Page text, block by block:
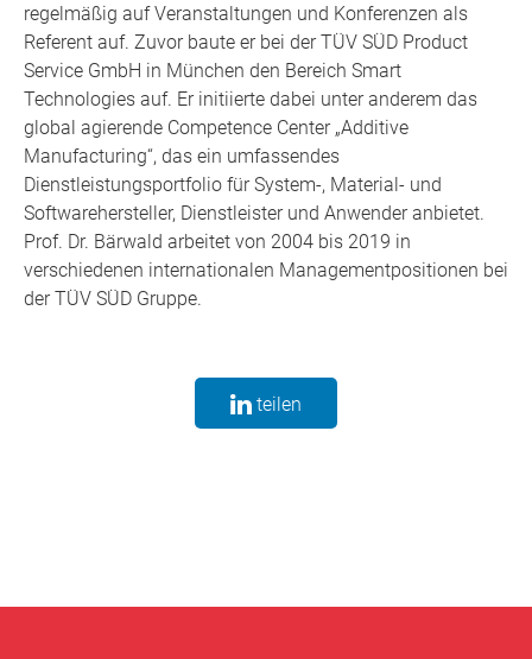
regelmäßig auf Veranstaltungen und Konferenzen als
Referent auf. Zuvor baute er bei der TÜV SÜD Product
Service GmbH in München den Bereich Smart
Technologies auf. Er initiierte dabei unter anderem das
global agierende Competence Center „Additive
Manufacturing“, das ein umfassendes
Dienstleistungsportfolio für System-, Material- und
Softwarehersteller, Dienstleister und Anwender anbietet.
Prof. Dr. Bärwald arbeitet von 2004 bis 2019 in
verschiedenen internationalen Managementpositionen bei
der TÜV SÜD Gruppe.
teilen